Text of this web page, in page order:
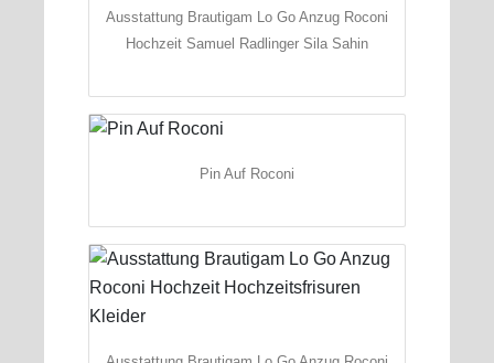
Ausstattung Brautigam Lo Go Anzug Roconi
Hochzeit Samuel Radlinger Sila Sahin
Pin Auf Roconi